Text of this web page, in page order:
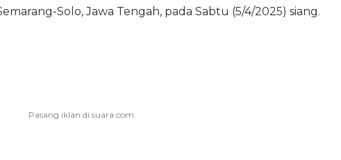
Solo, Jawa Tengah, pada Sabtu (5/4/2025) siang.